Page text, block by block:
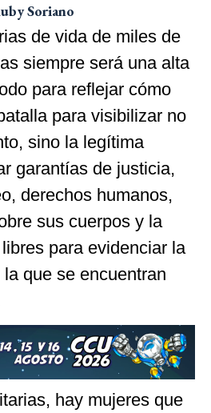
Soriano
de vida de miles de
siempre será una alta
para reflejar cómo
para visibilizar no
sino la legítima
garantías de justicia,
derechos humanos,
sus cuerpos y la
para evidenciar la
que se encuentran
hay mujeres que